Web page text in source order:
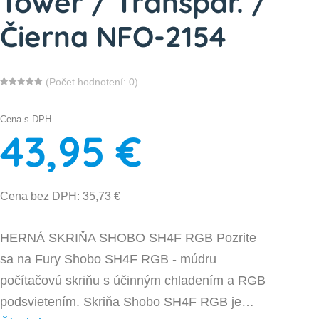
Čierna NFO-2154
(Počet hodnotení: 0)
Cena s DPH
43,95 €
Cena bez DPH: 35,73 €
HERNÁ SKRIŇA SHOBO SH4F RGB Pozrite
sa na Fury Shobo SH4F RGB - múdru
počítačovú skriňu s účinným chladením a RGB
podsvietením. Skriňa Shobo SH4F RGB je…